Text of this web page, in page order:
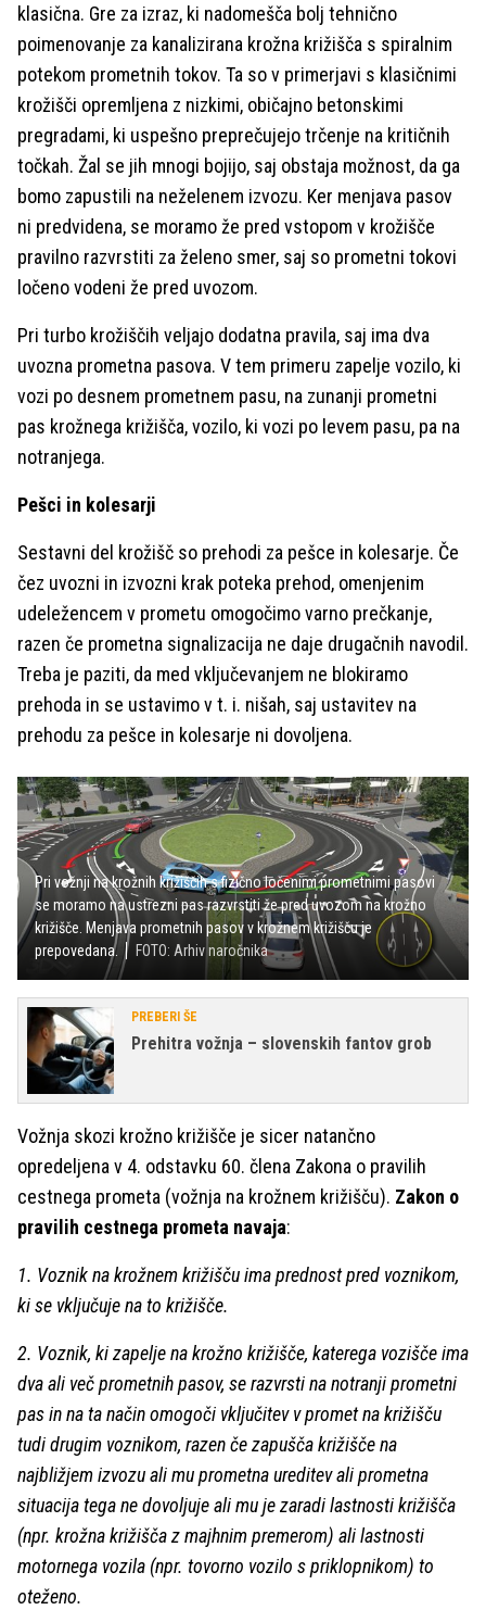
klasična. Gre za izraz, ki nadomešča bolj tehnično
poimenovanje za kanalizirana krožna križišča s spiralnim
potekom prometnih tokov. Ta so v primerjavi s klasičnimi
krožišči opremljena z nizkimi, običajno betonskimi
pregradami, ki uspešno preprečujejo trčenje na kritičnih
točkah. Žal se jih mnogi bojijo, saj obstaja možnost, da ga
bomo zapustili na neželenem izvozu. Ker menjava pasov
ni predvidena, se moramo že pred vstopom v krožišče
pravilno razvrstiti za želeno smer, saj so prometni tokovi
ločeno vodeni že pred uvozom.
Pri turbo krožiščih veljajo dodatna pravila, saj ima dva
uvozna prometna pasova. V tem primeru zapelje vozilo, ki
vozi po desnem prometnem pasu, na zunanji prometni
pas krožnega križišča, vozilo, ki vozi po levem pasu, pa na
notranjega.
Pešci in kolesarji
Sestavni del krožišč so prehodi za pešce in kolesarje. Če
čez uvozni in izvozni krak poteka prehod, omenjenim
udeležencem v prometu omogočimo varno prečkanje,
razen če prometna signalizacija ne daje drugačnih navodil.
Treba je paziti, da med vključevanjem ne blokiramo
prehoda in se ustavimo v t. i. nišah, saj ustavitev na
prehodu za pešce in kolesarje ni dovoljena.
Pri vožnji na krožnih križiščih s fizično ločenimi prometnimi pasovi
se moramo na ustrezni pas razvrstiti že pred uvozom na krožno
križišče. Menjava prometnih pasov v krožnem križišču je
prepovedana.
FOTO: Arhiv naročnika
PREBERI ŠE
Prehitra vožnja – slovenskih fantov grob
Vožnja skozi krožno križišče je sicer natančno
opredeljena v 4. odstavku 60. člena Zakona o pravilih
cestnega prometa (vožnja na krožnem križišču). Zakon o
pravilih cestnega prometa navaja:
1. Voznik na krožnem križišču ima prednost pred voznikom,
ki se vključuje na to križišče.
2. Voznik, ki zapelje na krožno križišče, katerega vozišče ima
dva ali več prometnih pasov, se razvrsti na notranji prometni
pas in na ta način omogoči vključitev v promet na križišču
tudi drugim voznikom, razen če zapušča križišče na
najbližjem izvozu ali mu prometna ureditev ali prometna
situacija tega ne dovoljuje ali mu je zaradi lastnosti križišča
(npr. krožna križišča z majhnim premerom) ali lastnosti
motornega vozila (npr. tovorno vozilo s priklopnikom) to
oteženo.